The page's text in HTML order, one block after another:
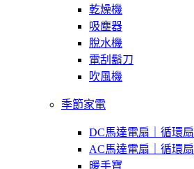
乾燥機
吸塵器
脫水機
電刮鬍刀
吹風機
季節家電
DC馬達電扇｜循環扇
AC馬達電扇｜循環扇
暖手寶